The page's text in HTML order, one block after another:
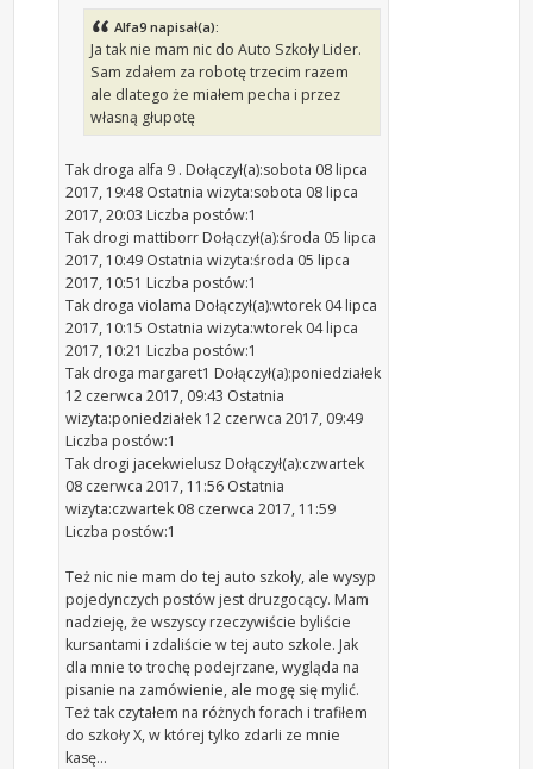
Alfa9 napisał(a):
Ja tak nie mam nic do Auto Szkoły Lider.
Sam zdałem za robotę trzecim razem
ale dlatego że miałem pecha i przez
własną głupotę
Tak droga alfa 9 . Dołączył(a):sobota 08 lipca
2017, 19:48 Ostatnia wizyta:sobota 08 lipca
2017, 20:03 Liczba postów:1
Tak drogi mattiborr Dołączył(a):środa 05 lipca
2017, 10:49 Ostatnia wizyta:środa 05 lipca
2017, 10:51 Liczba postów:1
Tak droga violama Dołączył(a):wtorek 04 lipca
2017, 10:15 Ostatnia wizyta:wtorek 04 lipca
2017, 10:21 Liczba postów:1
Tak droga margaret1 Dołączył(a):poniedziałek
12 czerwca 2017, 09:43 Ostatnia
wizyta:poniedziałek 12 czerwca 2017, 09:49
Liczba postów:1
Tak drogi jacekwielusz Dołączył(a):czwartek
08 czerwca 2017, 11:56 Ostatnia
wizyta:czwartek 08 czerwca 2017, 11:59
Liczba postów:1
Też nic nie mam do tej auto szkoły, ale wysyp
pojedynczych postów jest druzgocący. Mam
nadzieję, że wszyscy rzeczywiście byliście
kursantami i zdaliście w tej auto szkole. Jak
dla mnie to trochę podejrzane, wygląda na
pisanie na zamówienie, ale mogę się mylić.
Też tak czytałem na różnych forach i trafiłem
do szkoły X, w której tylko zdarli ze mnie
kasę...